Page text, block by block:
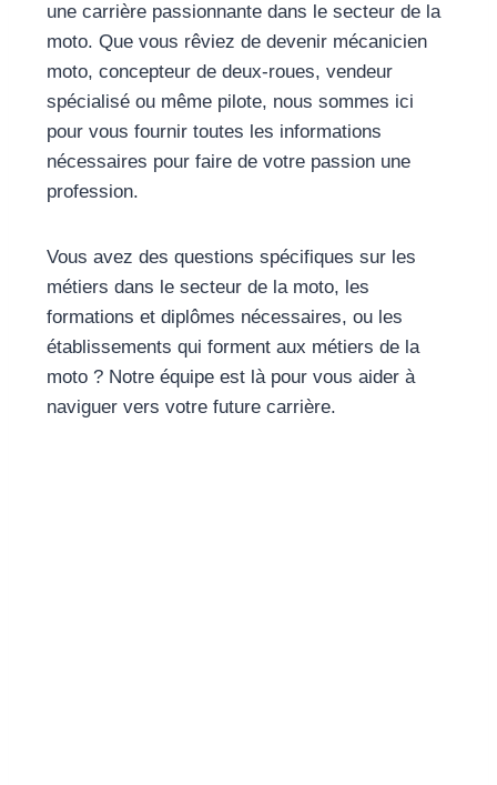
une carrière passionnante dans le secteur de la
moto. Que vous rêviez de devenir mécanicien
moto, concepteur de deux-roues, vendeur
spécialisé ou même pilote, nous sommes ici
pour vous fournir toutes les informations
nécessaires pour faire de votre passion une
profession.
Vous avez des questions spécifiques sur les
métiers dans le secteur de la moto, les
formations et diplômes nécessaires, ou les
établissements qui forment aux métiers de la
moto ? Notre équipe est là pour vous aider à
naviguer vers votre future carrière.